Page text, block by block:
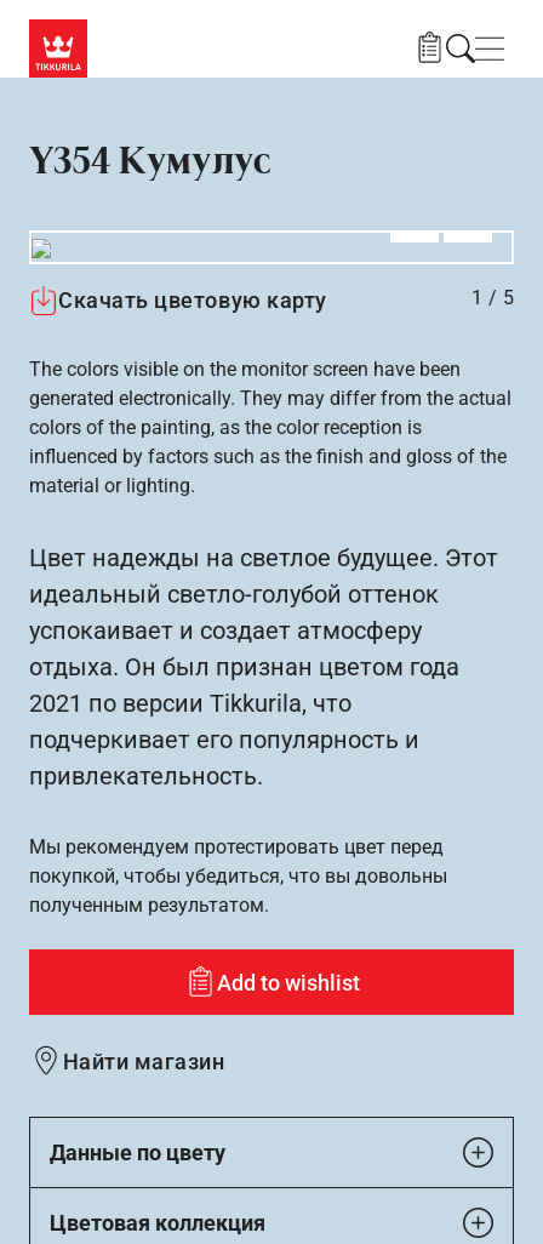
Y354 Кумулус
Скачать цветовую карту 1 / 5
The colors visible on the monitor screen have been
generated electronically. They may differ from the actual
colors of the painting, as the color reception is
influenced by factors such as the finish and gloss of the
material or lighting.
Цвет надежды на светлое будущее. Этот
идеальный светло-голубой оттенок
успокаивает и создает атмосферу
отдыха. Он был признан цветом года
2021 по версии Tikkurila, что
подчеркивает его популярность и
привлекательность.
Мы рекомендуем протестировать цвет перед
покупкой, чтобы убедиться, что вы довольны
полученным результатом.
Add to wishlist
Найти магазин
Данные по цвету
Цветовая коллекция